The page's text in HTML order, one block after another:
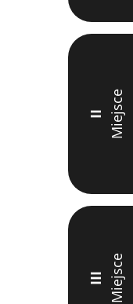
II Miejsce
III Miejsce